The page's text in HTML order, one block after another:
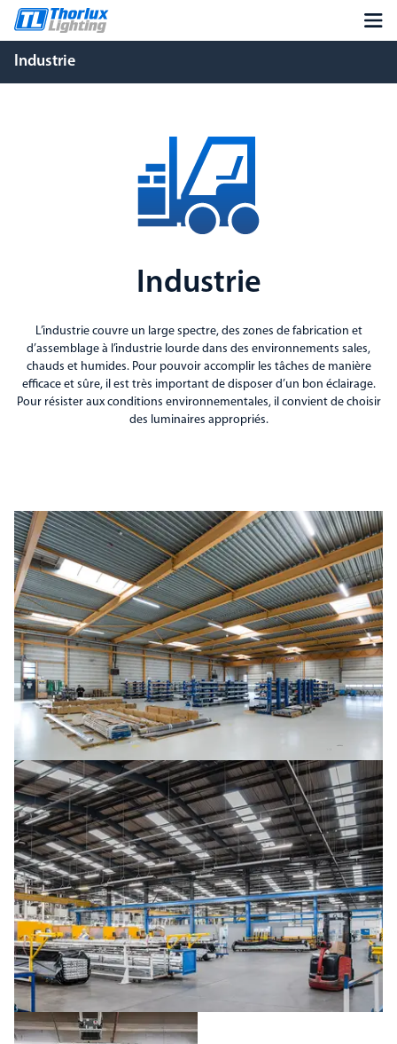
Industrie
Industrie
L’industrie couvre un large spectre, des zones de fabrication et
d’assemblage à l’industrie lourde dans des environnements sales,
chauds et humides. Pour pouvoir accomplir les tâches de manière
efficace et sûre, il est très important de disposer d’un bon éclairage.
Pour résister aux conditions environnementales, il convient de choisir
des luminaires appropriés.